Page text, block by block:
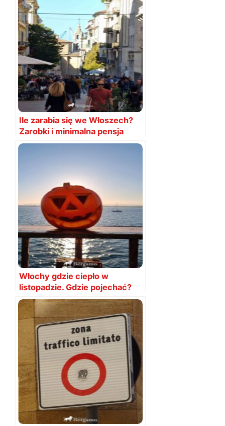
Ile zarabia się we Włoszech?
Zarobki i minimalna pensja
Włochy 2025
Włochy gdzie ciepło w
listopadzie. Gdzie pojechać?